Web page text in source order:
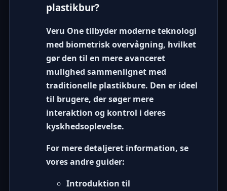
plastikbur?
Veru One tilbyder moderne teknologi
med biometrisk overvågning, hvilket
gør den til en mere avanceret
mulighed sammenlignet med
traditionelle plastikbure. Den er ideel
til brugere, der søger mere
interaktion og kontrol i deres
kyskhedsoplevelse.
For mere detaljeret information, se
vores andre guider:
Introduktion til